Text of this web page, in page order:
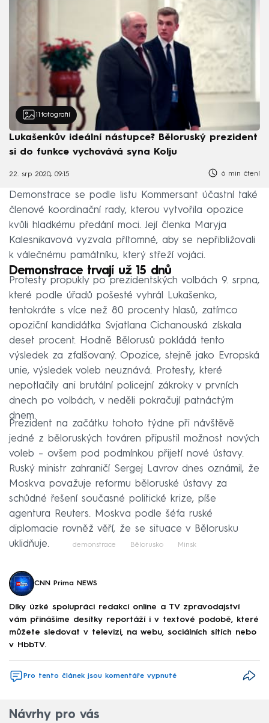
11 fotografií
Lukašenkův ideální nástupce? Běloruský prezident
si do funkce vychovává syna Kolju
22. srp 2020, 09:15 6 min čtení
Demonstrace se podle listu Kommersant účastní také
členové koordinační rady, kterou vytvořila opozice
kvůli hladkému předání moci. Její členka Maryja
Kalesnikavová vyzvala přítomné, aby se nepřibližovali
k válečnému památníku, který střeží vojáci.
Demonstrace trvají už 15 dnů
Protesty propukly po prezidentských volbách 9. srpna,
které podle úřadů pošesté vyhrál Lukašenko,
tentokráte s více než 80 procenty hlasů, zatímco
opoziční kandidátka Svjatlana Cichanouská získala
deset procent. Hodně Bělorusů pokládá tento
výsledek za zfalšovaný. Opozice, stejně jako Evropská
unie, výsledek voleb neuznává. Protesty, které
nepotlačily ani brutální policejní zákroky v prvních
dnech po volbách, v neděli pokračují patnáctým
dnem.
Prezident na začátku tohoto týdne při návštěvě
jedné z běloruských továren připustil možnost nových
voleb – ovšem pod podmínkou přijetí nové ústavy.
Ruský ministr zahraničí Sergej Lavrov dnes oznámil, že
Moskva považuje reformu běloruské ústavy za
schůdné řešení současné politické krize, píše
agentura Reuters. Moskva podle šéfa ruské
diplomacie rovněž věří, že se situace v Bělorusku
uklidňuje.
demonstrace Bělorusko Minsk
CNN Prima NEWS
Díky úzké spolupráci redakcí online a TV zpravodajství
vám přinášíme desítky reportáží i v textové podobě, které
můžete sledovat v televizi, na webu, sociálních sítích nebo
v HbbTV.
Pro tento článek jsou komentáře vypnuté
Návrhy pro vás